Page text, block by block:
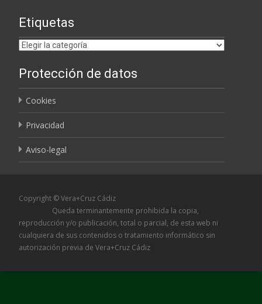
Etiquetas
Etiquetas
Protección de datos
Cookies
Privacidad
Aviso-legal
Copyright © Vera+Cruz Cádiz
Queda terminantemente prohibida la copia,
reproducción y/o publicación, total o parcial, de esta web ni
cualquiera de sus contenidos o tratamiento informático sin
autorización previa de Vera+Cruz Cádiz